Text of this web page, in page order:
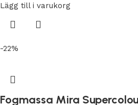
Lägg till i varukorg
-22%
Fogmassa Mira